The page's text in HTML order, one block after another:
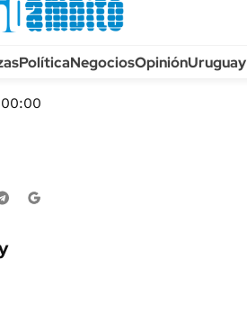
GENERAL
PolíticaNegociosOpiniónUruguay